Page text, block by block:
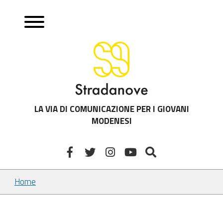
LA VIA DI COMUNICAZIONE PER I GIOVANI
MODENESI
Home